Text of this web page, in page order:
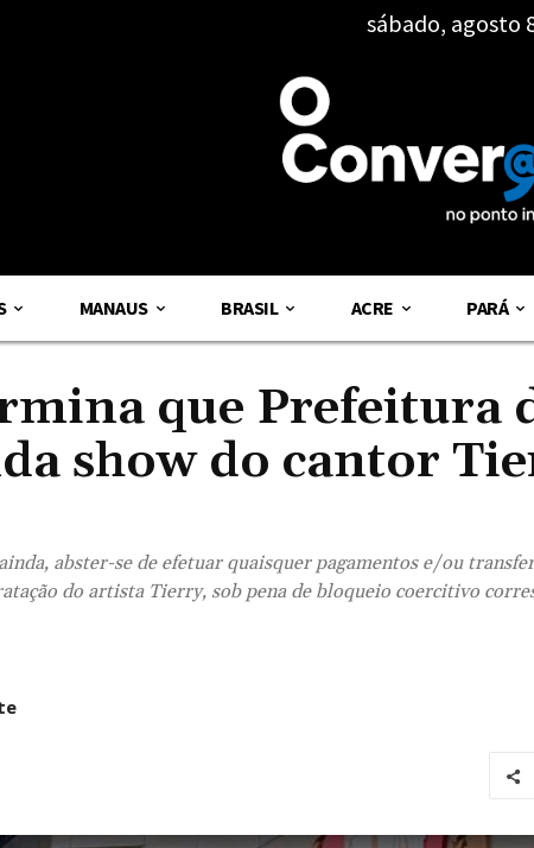
sábado, agosto
MANAUS BRASIL ACRE PARÁ
que Prefeitura
show do cantor
abster-se de efetuar quaisquer pagamentos e/ou
do artista Tierry, sob pena de bloqueio coercitivo